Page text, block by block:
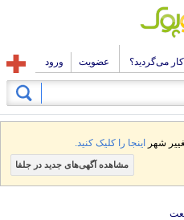
می‌گردید؟ عضویت ورود
شهر اینجا را کلیک کنید.
مشاهده آگهی‌های جدید در جلفا